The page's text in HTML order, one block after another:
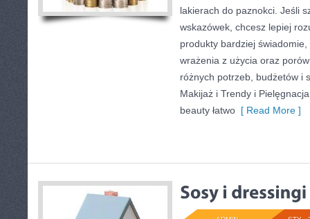
lakierach do paznokci. Jeśli
wskazówek, chcesz lepiej
produkty bardziej
wrażenia z użycia oraz
różnych potrzeb, budżetów i
Makijaż i Trendy i
beauty łatwo [ Read More ]